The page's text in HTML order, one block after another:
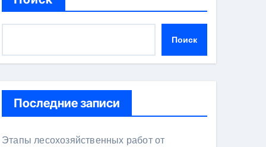
Поиск
Последние записи
Этапы лесохозяйственных работ от